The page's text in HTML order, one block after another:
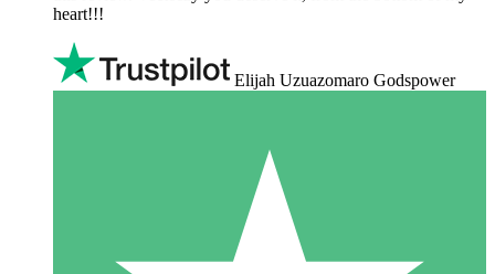
heart!!!
Elijah Uzuazomaro Godspower